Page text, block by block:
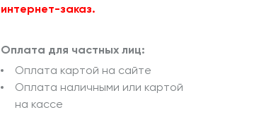
интернет-заказ.
Оплата для частных лиц:
Оплата картой на сайте
Оплата наличными или картой
на кассе